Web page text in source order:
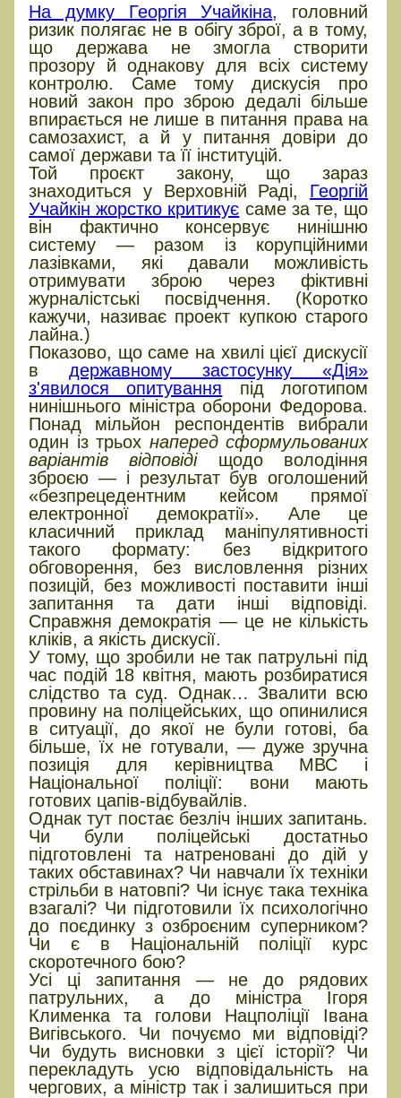
На думку Георгія Учайкіна, головний
ризик полягає не в обігу зброї, а в тому,
що держава не змогла створити
прозору й однакову для всіх систему
контролю. Саме тому дискусія про
новий закон про зброю дедалі більше
впирається не лише в питання права на
самозахист, а й у питання довіри до
самої держави та її інституцій.
Той проєкт закону, що зараз
знаходиться у Верховній Раді, Георгій
Учайкін жорстко критикує саме за те, що
він фактично консервує нинішню
систему — разом із корупційними
лазівками, які давали можливість
отримувати зброю через фіктивні
журналістські посвідчення. (Коротко
кажучи, називає проект купкою старого
лайна.)
Показово, що саме на хвилі цієї дискусії
вдержавному застосунку «Дія»
з'явилося опитування під логотипом
нинішнього міністра оборони Федорова.
Понад мільйон респондентів вибрали
один із трьох наперед сформульованих
варіантів відповідіщодо володіння
зброєю — і результат був оголошений
«безпрецедентним кейсом прямої
електронної демократії». Але це
класичний приклад маніпулятивності
такого формату: без відкритого
обговорення, без висловлення різних
позицій, без можливості поставити інші
запитання та дати інші відповіді.
Справжня демократія — це не кількість
кліків, а якість дискусії.
У тому, що зробили не так патрульні під
час подій 18 квітня, мають розбиратися
слідство та суд. Однак… Звалити всю
провину на поліцейських, що опинилися
в ситуації, до якої не були готові, ба
більше, їх не готували, — дуже зручна
позиція для керівництва МВС і
Національної поліції: вони мають
готових цапів-відбувайлів.
Однак тут постає безліч інших запитань.
Чи були поліцейські достатньо
підготовлені та натреновані до дій у
таких обставинах? Чи навчали їх техніки
стрільби в натовпі? Чи існує така техніка
взагалі? Чи підготовили їх психологічно
до поєдинку з озброєним суперником?
Чи є в Національній поліції курс
скоротечного бою?
Усі ці запитання — не до рядових
патрульних, а до міністра Ігоря
Клименка та голови Нацполіції Івана
Вигівського. Чи почуємо ми відповіді?
Чи будуть висновки з цієї історії? Чи
перекладуть усю відповідальність на
чергових, а міністр так і залишиться при